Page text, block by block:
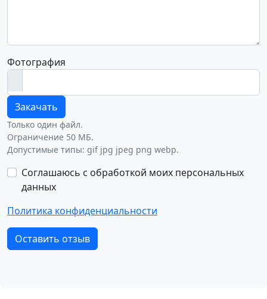
Фотография
Закачать
Только один файл.
Ограничение 50 МБ.
Допустимые типы: gif jpg jpeg png webp.
Соглашаюсь с обработкой моих персональных
данных
Политика конфиденциальности
Оставить отзыв